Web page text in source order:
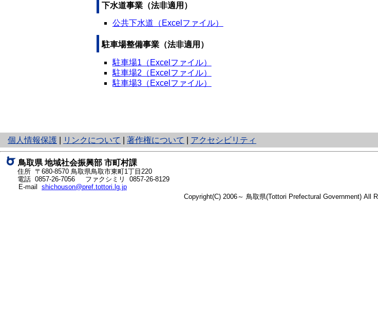
下水道事業（法非適用）
公共下水道（Excelファイル）
駐車場整備事業（法非適用）
駐車場1（Excelファイル）
駐車場2（Excelファイル）
駐車場3（Excelファイル）
個人情報保護
と
り
ネ
ッ
ト
へ
リンクについて 著作権について アクセシビリティ
鳥取県 地域社会振興部 市町村課
住所 〒680-8570 鳥取県鳥取市東町1丁目220
電話 0857-26-7056
ファクシミリ 0857-26-8129
E-mail shichouson@pref.tottori.lg.jp
Copyright(C) 2006～ 鳥取県(Tottori Prefectural Government)